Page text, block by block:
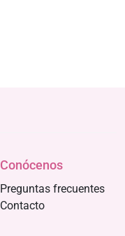
Conócenos
Preguntas frecuentes
Contacto